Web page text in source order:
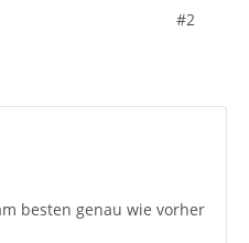
#2
besten genau wie vorher